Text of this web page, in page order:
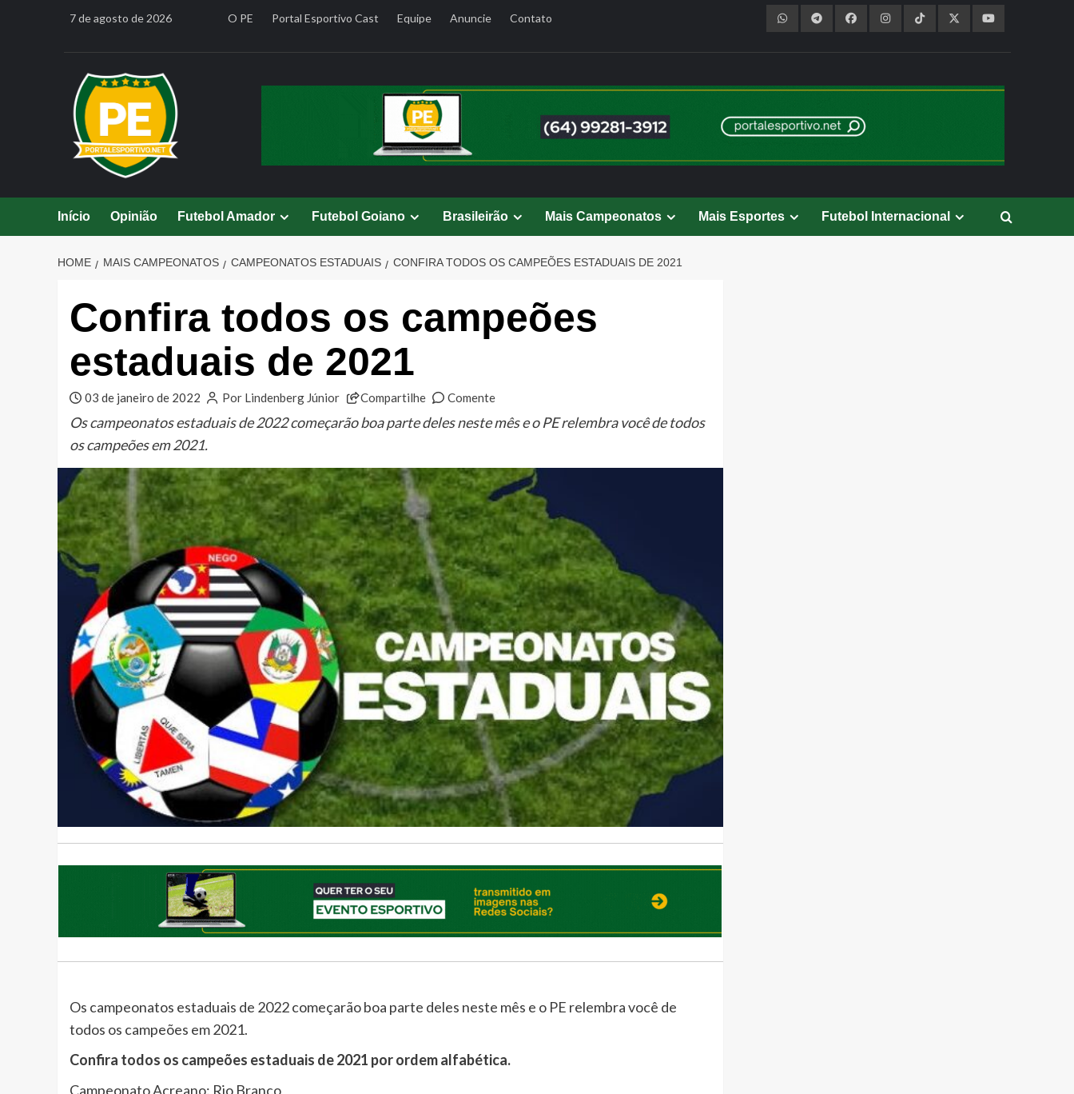
7 de agosto de 2026 O PE Portal Esportivo Cast Equipe Anuncie Contato
Início Opinião Futebol Amador Futebol Goiano Brasileirão Mais Campeonatos Mais Esportes Futebol Internacional
HOME MAIS CAMPEONATOS CAMPEONATOS ESTADUAIS CONFIRA TODOS OS CAMPEÕES ESTADUAIS DE 2021
Confira todos os campeões
estaduais de 2021
03 de janeiro de 2022 Por Lindenberg Júnior Compartilhe Comente
Os campeonatos estaduais de 2022 começarão boa parte deles neste mês e o PE relembra você de todos
os campeões em 2021.
Os campeonatos estaduais de 2022 começarão boa parte deles neste mês e o PE relembra você de
todos os campeões em 2021.
Confira todos os campeões estaduais de 2021 por ordem alfabética.
Campeonato Acreano: Rio Branco